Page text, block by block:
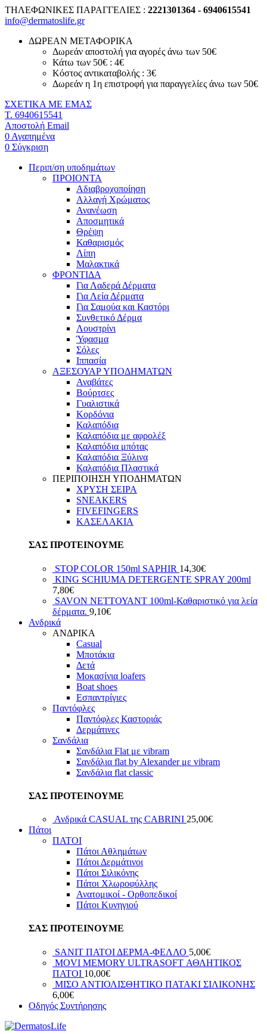
ΤΗΛΕΦΩΝΙΚΕΣ ΠΑΡΑΓΓΕΛΙΕΣ : 2221301364 - 6940615541
info@dermatoslife.gr
ΔΩΡΕΑΝ ΜΕΤΑΦΟΡΙΚΑ
Δωρεάν αποστολή για αγορές άνω των 50€
Κάτω των 50€ : 4€
Κόστος αντικαταβολής : 3€
Δωρεάν η 1η επιστροφή για παραγγελίες άνω των 50€
ΣΧΕΤΙΚΑ ΜΕ ΕΜΑΣ
T. 6940615541
Αποστολή Email
0 Αγαπημένα
0 Σύγκριση
Περιπ/ση υποδημάτων
ΠΡΟΙΟΝΤΑ
Αδιαβροχοποίηση
Αλλαγή Χρώματος
Ανανέωση
Αποσμητικά
Θρέψη
Καθαρισμός
Λίπη
Μαλακτικά
ΦΡΟΝΤΙΔΑ
Για Λαδερά Δέρματα
Για Λεία Δέρματα
Για Σαμούα και Καστόρι
Συνθετικό Δέρμα
Λουστρίνι
Ύφασμα
Σόλες
Ιππασία
ΑΞΕΣΟΥΑΡ ΥΠΟΔΗΜΑΤΩΝ
Αναβάτες
Βούρτσες
Γυαλιστικά
Κορδόνια
Καλαπόδια
Καλαπόδια με αφρολέξ
Καλαπόδια μπότας
Καλαπόδια Ξύλινα
Καλαπόδια Πλαστικά
ΠΕΡΙΠΟΙΗΣΗ ΥΠΟΔΗΜΑΤΩΝ
ΧΡΥΣΗ ΣΕΙΡΑ
SNEAKERS
FIVEFINGERS
ΚΑΣΕΛΑΚΙΑ
ΣΑΣ ΠΡΟΤΕΙΝΟΥΜΕ
STOP COLOR 150ml SAPHIR 14,30€
KING SCHIUMA DETERGENTE SPRAY 200ml
7,80€
SAVON ΝΕΤΤΟΥΑΝΤ 100ml-Καθαριστικό για λεία
δέρματα. 9,10€
Ανδρικά
ΑΝΔΡΙΚΑ
Casual
Μποτάκια
Δετά
Μοκασίνια loafers
Boat shoes
Εσπαντρίγιες
Παντόφλες
Παντόφλες Καστοριάς
Δερμάτινες
Σανδάλια
Σανδάλια Flat με vibram
Σανδάλια flat by Alexander με vibram
Σανδάλια flat classic
ΣΑΣ ΠΡΟΤΕΙΝΟΥΜΕ
Ανδρικά CASUAL της CABRINI 25,00€
Πάτοι
ΠΑΤΟΙ
Πάτοι Αθλημάτων
Πάτοι Δερμάτινοι
Πάτοι Σιλικόνης
Πάτοι Χλωροφύλλης
Ανατομικοί - Ορθοπεδικοί
Πάτοι Κυνηγιού
ΣΑΣ ΠΡΟΤΕΙΝΟΥΜΕ
SANIT ΠΑΤΟΙ ΔΕΡΜΑ-ΦΕΛΛΟ 5,00€
MOVI MEMORY ULTRASOFT ΑΘΛΗΤΙΚΟΣ
ΠΑΤΟΙ 10,00€
ΜΙΣΟ ΑΝΤΙΟΛΙΣΘΗΤΙΚΟ ΠATAKI ΣΙΛΙΚΟΝΗΣ
6,00€
Οδηγός Συντήρησης